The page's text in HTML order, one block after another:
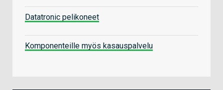
Datatronic pelikoneet
Komponenteille myös kasauspalvelu